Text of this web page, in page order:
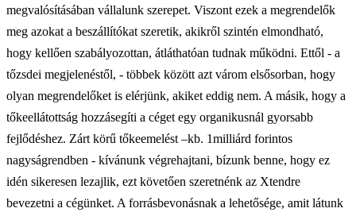
megvalósításában vállalunk szerepet. Viszont ezek a megrendelők
meg azokat a beszállítókat szeretik, akikről szintén elmondható,
hogy kellően szabályozottan, átláthatóan tudnak működni. Ettől - a
tőzsdei megjelenéstől, - többek között azt várom elsősorban, hogy
olyan megrendelőket is elérjünk, akiket eddig nem. A másik, hogy a
tőkeellátottság hozzásegíti a céget egy organikusnál gyorsabb
fejlődéshez. Zárt körű tőkeemelést ­–kb. 1milliárd forintos
nagyságrendben - kívánunk végrehajtani, bízunk benne, hogy ez
idén sikeresen lezajlik, ezt követően szeretnénk az Xtendre
bevezetni a cégünket. A forrásbevonásnak a lehetősége, amit látunk